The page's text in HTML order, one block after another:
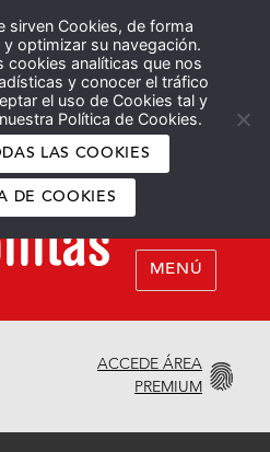
sirven Cookies, de forma
optimizar su navegación.
cookies analíticas que nos
y conocer el tráfico
el uso de Cookies tal y
Política de Cookies.
LAS COOKIES
DE COOKIES
Español English
MENÚ
ACCEDE ÁREA
PREMIUM